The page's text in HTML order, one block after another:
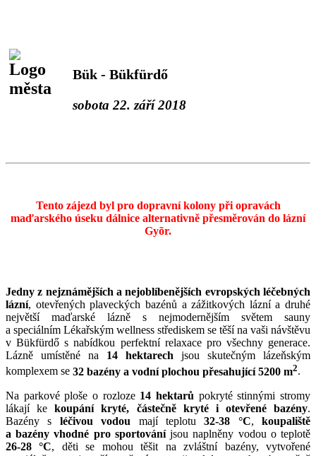
Bük - Bükfürdő
sobota 22. září 2018
Tento zájezd byl pro dopravní kolony při opravách
maďarského úseku dálnice alternativně přesměrován do lázní
Gyõr.
Jedny z nejznámějších a nejoblíbenějších evropských léčebných
lázní, otevřených plaveckých bazénů a zážitkových lázní a druhé
největší maďarské lázně s nejmodernějším světem sauny
a speciálním Lékařským wellness střediskem se těší na vaši návštěvu
v Bükfürdő s nabídkou perfektní relaxace pro všechny generace.
Lázně umístěné na 14 hektarech jsou skutečným lázeňským
komplexem se 32 bazény a vodní plochou přesahující 5200 m2.
Na parkové ploše o rozloze 14 hektarů pokryté stinnými stromy
lákají kekoupání kryté, částečně kryté i otevřené bazény.
Bazény s léčivou vodou mají teplotu32-38 °C, koupaliště
a bazény vhodné pro sportováníjsou naplněny vodou o teplotě
26-28 °C, děti se mohou těšit na zvláštní bazény, vytvořené